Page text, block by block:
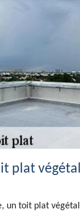
plat
un toit plat